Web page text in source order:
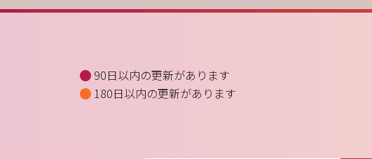
90日以内の更新があります
180日以内の更新があります